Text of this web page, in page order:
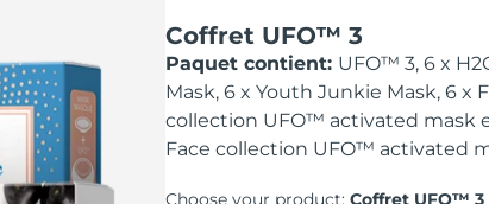
Coffret UFO™ 3
Paquet contient: UFO™ 3, 6 x
Mask, 6 x Youth Junkie Mask, 6 x
collection UFO™ activated mask
Face collection UFO™ activated
Choose your product: Coffret UFO™ 3